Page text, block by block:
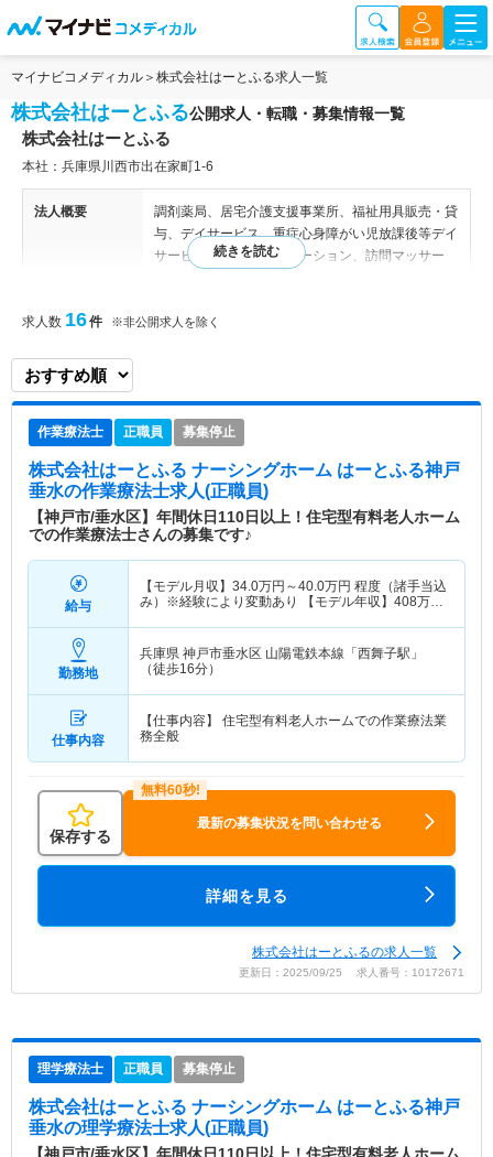
マイナビコメディカル 株式会社はーとふる求人一覧
株式会社はーとふる公開求人・転職・募集情報一覧
株式会社はーとふる
本社：兵庫県川西市出在家町1-6
法人概要
調剤薬局、居宅介護支援事業所、福祉用具販売・貸
与、デイサービス、重症心身障がい児放課後等デイ
サービス、訪問看護ステーション、訪問マッサー
特色
双方の増進に努めている法人様です。
求人数 16件 ※非公開求人を除く
作業療法士 正職員 募集停止
株式会社はーとふる ナーシングホーム はーとふる神戸
垂水の作業療法士求人(正職員)
【神戸市/垂水区】年間休日110日以上！住宅型有料老人ホーム
での作業療法士さんの募集です♪
給与
【モデル月収】 34.0万円～40.0万円 程度（諸手当込
み）※経験により変動あり 【モデル年収】 408万円
勤務地
兵庫県 神戸市垂水区 山陽電鉄本線「西舞子駅」
（徒歩16分）
仕事内容
【仕事内容】 住宅型有料老人ホームでの作業療法業
務全般
保存する
最新の募集状況を問い合わせる
詳細を見る
株式会社はーとふるの求人一覧
更新日：2025/09/25 求人番号：10172671
理学療法士 正職員 募集停止
株式会社はーとふる ナーシングホーム はーとふる神戸
垂水の理学療法士求人(正職員)
【神戸市/垂水区】年間休日110日以上！住宅型有料老人ホーム